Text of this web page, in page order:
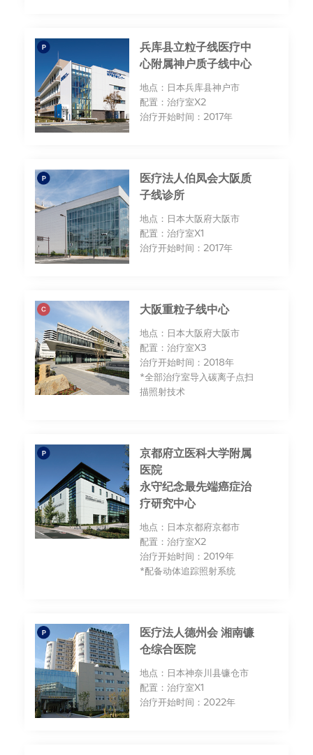
兵库县立粒子线医疗中
心附属神户质子线中心
地点：日本兵库县神户市
配置：治疗室X2
治疗开始时间：2017年
医疗法人伯凤会大阪质
子线诊所
地点：日本大阪府大阪市
配置：治疗室X1
治疗开始时间：2017年
大阪重粒子线中心
地点：日本大阪府大阪市
配置：治疗室X3
治疗开始时间：2018年
*全部治疗室导入碳离子点扫
描照射技术
京都府立医科大学附属
医院
永守纪念最先端癌症治
疗研究中心
地点：日本京都府京都市
配置：治疗室X2
治疗开始时间：2019年
*配备动体追踪照射系统
医疗法人德州会 湘南镰
仓综合医院
地点：日本神奈川县镰仓市
配置：治疗室X1
治疗开始时间：2022年